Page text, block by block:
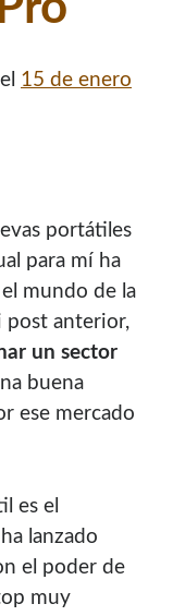
como
PKGBUILDS
gusta organizar
el 15 de enero
portátiles
para mí­ ha
mundo de la
post anterior,
un sector
buena
ese mercado
es el
lanzado
el poder de
muy